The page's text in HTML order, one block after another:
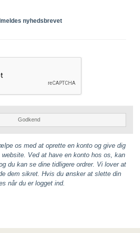
nyhedsbrevet
Godkend
os med at oprette en konto og give dig
Ved at have en konto hos os, kan
du kan se dine tidligere ordrer. Vi lover at
dem sikret. Hvis du ønsker at slette din
når du er logget ind.